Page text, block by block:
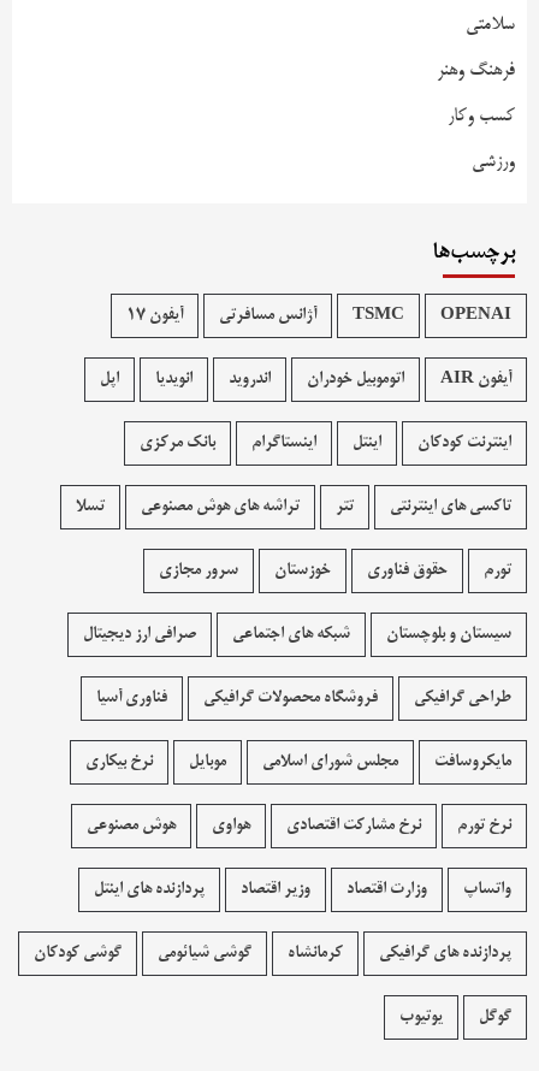
سلامتی
فرهنگ وهنر
کسب وکار
ورزشی
برچسب‌ها
OPENAI
TSMC آژانس مسافرتی آیفون 17
آیفون AIR اتوموبیل خودران اندروید انویدیا اپل
اینترنت کودکان اینتل اینستاگرام بانک مرکزی
تاکسی های اینترنتی تتر تراشه های هوش مصنوعی تسلا
تورم حقوق فناوری خوزستان سرور مجازی
سیستان و بلوچستان شبکه های اجتماعی صرافی ارز دیجیتال
طراحی گرافیکی فروشگاه محصولات گرافيکی فناوری آسیا
مایکروسافت مجلس شورای اسلامی موبایل نرخ بیکاری
نرخ تورم نرخ مشارکت اقتصادی هواوی هوش مصنوعی
واتساپ وزارت اقتصاد وزیر اقتصاد پردازنده های اینتل
پردازنده های گرافیکی کرمانشاه گوشی شیائومی گوشی کودکان
گوگل یوتیوب